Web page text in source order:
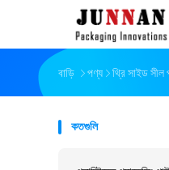
বাড়ি পণ্য থ্রি সাইড সীল
কতগুলি